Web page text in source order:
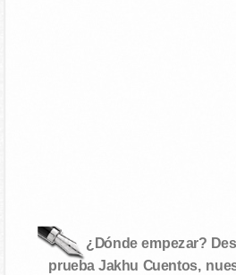
¿Dónde empezar?
prueba Jakhu Cuentos,